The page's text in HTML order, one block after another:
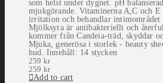
som helst under dygnet. pH
mjukgörande. Vitaminerna A,C och E
irritation och behandlar intimområdet
Mjölksyra är antibakteriellt och
kommer från Candeia-träd, skyddar
Mjuka, generösa i storlek - beauty
hud. Innehåll: 14 stycken
259 kr
259 kr
Add to cart